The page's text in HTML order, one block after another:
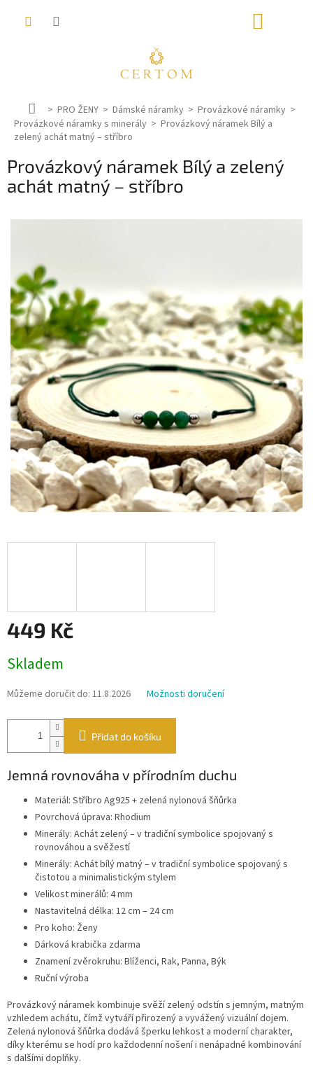
D
o
m
PRO ŽENY Dámské náramky
Provázkové náramky
Provázkové náramky s minerály
Provázkový náramek Bílý a
zelený achát matný – stříbro
Provázkový náramek Bílý a zelený
achát matný – stříbro
449 Kč
cena:
Skladem
Můžeme doručit do: 11.8.2026 Možnosti doručení
Přidat do košíku
Jemná rovnováha v přírodním duchu
Materiál: Stříbro Ag925 + zelená nylonová šňůrka
Povrchová úprava: Rhodium
Minerály: Achát zelený – v tradiční symbolice spojovaný s
rovnováhou a svěžestí
Minerály: Achát bílý matný – v tradiční symbolice spojovaný s
čistotou a minimalistickým stylem
Velikost minerálů: 4 mm
Nastavitelná délka: 12 cm – 24 cm
Pro koho: Ženy
Dárková krabička zdarma
Znamení zvěrokruhu: Blíženci, Rak, Panna, Býk
Ruční výroba
Provázkový náramek kombinuje svěží zelený odstín s jemným, matným
vzhledem achátu, čímž vytváří přirozený a vyvážený vizuální dojem.
Zelená nylonová šňůrka dodává šperku lehkost a moderní charakter,
díky kterému se hodí pro každodenní nošení i nenápadné kombinování
s dalšími doplňky.